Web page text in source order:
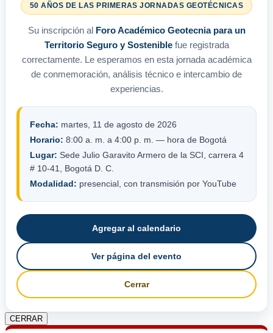
50 AÑOS DE LAS PRIMERAS JORNADAS GEOTÉCNICAS
Su inscripción al Foro Académico Geotecnia para un
Territorio Seguro y Sosteniblefue registrada
correctamente. Le esperamos en esta jornada académica
de conmemoración, análisis técnico e intercambio de
experiencias.
Fecha: martes, 11 de agosto de 2026
Horario: 8:00 a. m. a 4:00 p. m. — hora de Bogotá
Lugar: Sede Julio Garavito Armero de la SCI, carrera 4
# 10-41, Bogotá D. C.
Modalidad: presencial, con transmisión por YouTube
Agregar al calendario
Ver página del evento
Cerrar
CERRAR